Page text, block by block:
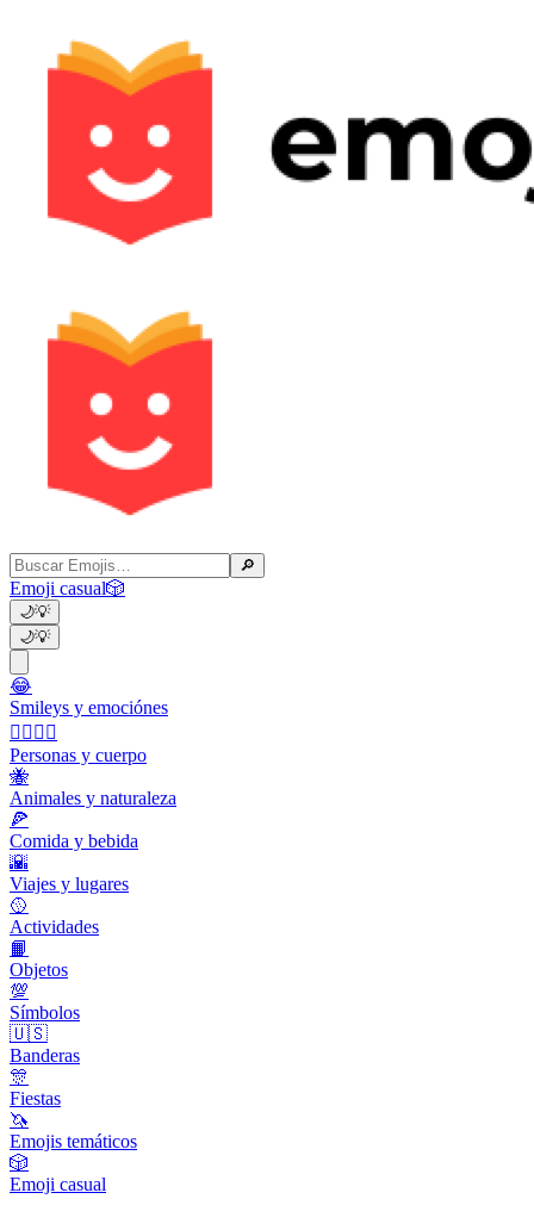
🔎
Emoji casual🎲
🌙💡
🌙💡
😂
Smileys y emociónes
👩‍❤️‍💋‍👨
Personas y cuerpo
🐝
Animales y naturaleza
🍕
Comida y bebida
🌇
Viajes y lugares
🥎
Actividades
📙
Objetos
💯
Símbolos
🇺🇸
Banderas
🎊
Fiestas
🦄
Emojis temáticos
🎲
Emoji casual